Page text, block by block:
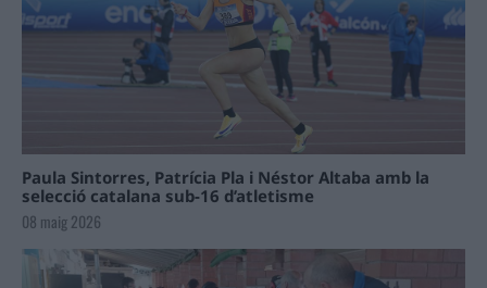
Paula Sintorres, Patrícia Pla i Néstor Altaba amb la
selecció catalana sub-16 d’atletisme
08 maig 2026